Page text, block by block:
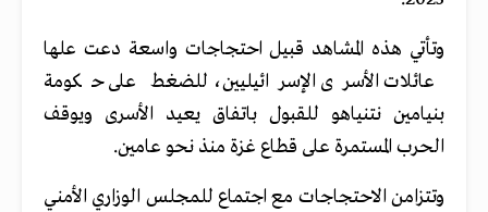
وتأتي هذه المشاهد قبيل احتجاجات واسعة دعت علها
عائلات الأسرى الإسرائيليين، للضغط على حكومة
بنيامين نتنياهو للقبول باتفاق يعيد الأسرى ويوقف
الحرب المستمرة على قطاع غزة منذ نحو عامين.
وتتزامن الاحتجاجات مع اجتماع للمجلس الوزاري الأمني